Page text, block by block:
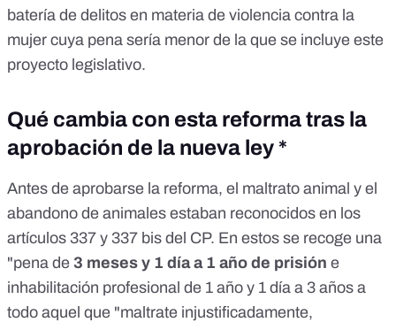
batería de delitos en materia de violencia contra la
mujer cuya pena sería menor de la que se incluye este
proyecto legislativo.
Qué cambia con esta reforma tras la
aprobación de la nueva ley *
Antes de aprobarse la reforma, el maltrato animal y el
abandono de animales estaban reconocidos en los
artículos 337 y 337 bis del CP. En estos se recoge una
"pena de 3 meses y 1 día a 1 año de prisión e
inhabilitación profesional de 1 año y 1 día a 3 años a
todo aquel que "maltrate injustificadamente,